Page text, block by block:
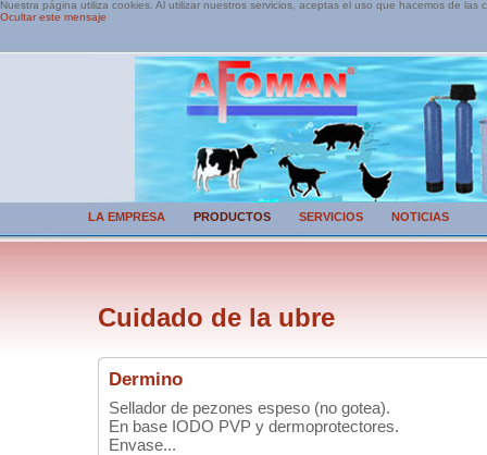
Nuestra página utiliza cookies. Al utilizar nuestros servicios, aceptas el uso que hacemos de las
Ocultar este mensaje
LA EMPRESA PRODUCTOS SERVICIOS NOTICIAS
Cuidado de la ubre
Dermino
Sellador de pezones espeso (no gotea).
En base IODO PVP y dermoprotectores.
Envase...